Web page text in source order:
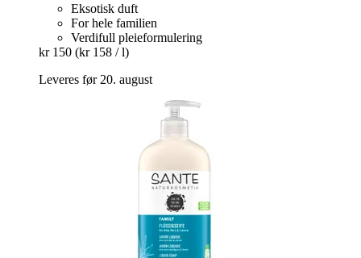
Eksotisk duft
For hele familien
Verdifull pleieformulering
kr 150 (kr 158 / l)
Leveres før 20. august